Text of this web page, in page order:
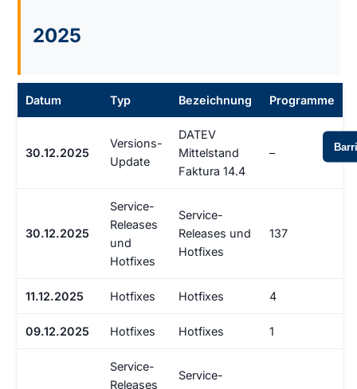
2025
Datum Typ Bezeichnung Programme
30.12.2025
Versions-
Update
DATEV
Mittelstand
Faktura 14.4
–
30.12.2025
Service-
Releases
und
Hotfixes
Service-
Releases und
Hotfixes
137
11.12.2025 Hotfixes Hotfixes 4
09.12.2025 Hotfixes Hotfixes 1
Service-
Releases
Service-